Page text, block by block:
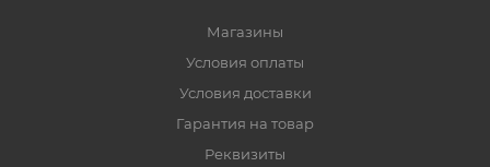
Магазины
Условия оплаты
Условия доставки
Гарантия на товар
Реквизиты